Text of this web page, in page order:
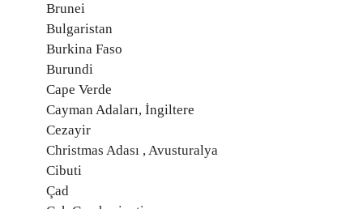
Brunei
Bulgaristan
Burkina Faso
Burundi
Cape Verde
Cayman Adaları, İngiltere
Cezayir
Christmas Adası , Avusturalya
Cibuti
Çad